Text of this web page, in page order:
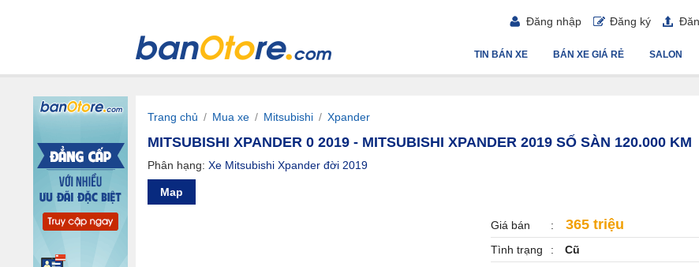
Đăng nhập Đăng ký
SALON
BÁN XE GIÁ RẺ
TIN BÁN XE
Trang chủ / Mua xe / Mitsubishi / Xpander
MITSUBISHI XPANDER 0 2019 - MITSUBISHI XPANDER 2019 SỐ SÀN 120.000 KM
Phân hạng: Xe Mitsubishi Xpander đời 2019
Map
Giá bán 365 triệu
Tình trạng
Cũ